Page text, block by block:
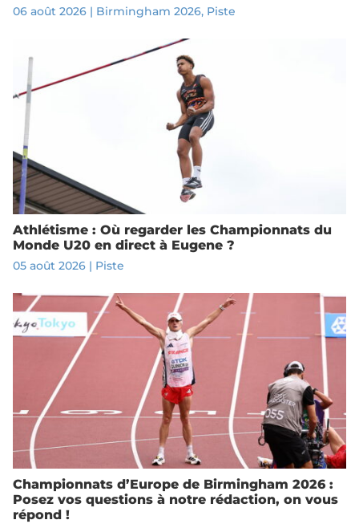
06 août 2026| Birmingham 2026, Piste
Athlétisme : Où regarder les Championnats du
Monde U20 en direct à Eugene ?
05 août 2026| Piste
Championnats d’Europe de Birmingham 2026 :
Posez vos questions à notre rédaction, on vous
répond !